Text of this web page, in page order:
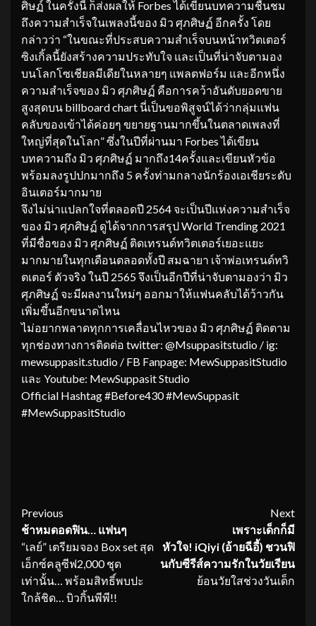
ศิษฏ์ ในครั้งนี้ ก็ส่งผลให้ Forbes ได้เขียนบทความชื่นชม
ถึงความสำเร็จในเพลงนี้ของ มิว ศุภศิษฏ์ อีกครั้ง โดย
กล่าวว่า “ในขณะที่ประสบความสำเร็จบนหน้าทวิตเตอร์
ซิงเกิ้ลนี้ยังสร้างความประทับใจ และเป็นที่น่าจับตามอง
บนโลกโซเชียลมีเดียในหลายๆ แพลตฟอร์ม และอีกหนึ่ง
ความสำเร็จของ มิว ศุภศิษฏ์ คือการคว้าอันดับยอดขาย
สูงสุดบน billboard chart นี่เป็นขอพิสูจน์ได้ว่ากลุ่มแฟน
คลับของเข้าได้ค่อยๆ ขยายฐานมากขึ้นในตลาดเพลงที่
ใหญ่ที่สุดในโลก” ซึ่งในปีที่ผ่านมา Forbes ได้เขียน
บทความถึง มิว ศุภศิษฏ์ มากถึง14ครั้งและเขียนหัวข้อ
พร้อมลงรูปปกมากถึง 5 ครั้งท่ามกลางนักร้องเอเชียระดับ
อินเตอร์มากมาย
จึงไม่น่าแปลกใจที่ตลอดปี 2564 จะเป็นปีแห่งความสำเร็จ
ของ มิว ศุภศิษฏ์ ดูได้จากการสรุป World Trending 2021
ที่มีชื่อของ มิว ศุภศิษฏ์ ติดเทรนด์ทวิตเตอร์เยอะแยะ
มากมายในทุกเดือนตลอดทั้งปี สมฉายา เจ้าพ่อเทรนด์ทวิ
ตเตอร์ ตัวจริง ในปี 2565 จึงเป็นอีกปีที่น่าจับตามองว่า มิว
ศุภศิษฏ์ จะมีผลงานใหม่ๆ ออกมาให้แฟนคลับได้ว้าวกัน
เพิ่มขึ้นอีกขนาดไหน
ไม่อยากพลาดทุกการเคลื่อนไหวของ มิว ศุภศิษฏ์ ติดตาม
ทุกช่องทางการติดต่อ twitter: @Msuppasitstudio / ig:
mewsuppasit.studio / FB Fanpage: MewSuppasitStudio
และ Youtube: MewSuppasit Studio
Official Hashtag #Before430 #MewSuppasit
#MewSuppasitStudio
Continue
Reading
Previous
ช้าหมดอดฟิน… แฟนๆ
“เลย์” เตรียมจอง Box set สุด
เอ็กซ์คลูซีฟ2,000 ชุด
เท่านั้น… พร้อมสิทธิ์พบปะ
ใกล้ชิด… บิวกิ้นพีพี!!
Next
เพราะเด็กก็มี
หัวใจ! iQiyi (อ้ายฉีอี้) ชวนฟิ
นกับซีรีส์ความรักในวัยเรียน
ย้อนวัยใสช่วงวันเด็ก